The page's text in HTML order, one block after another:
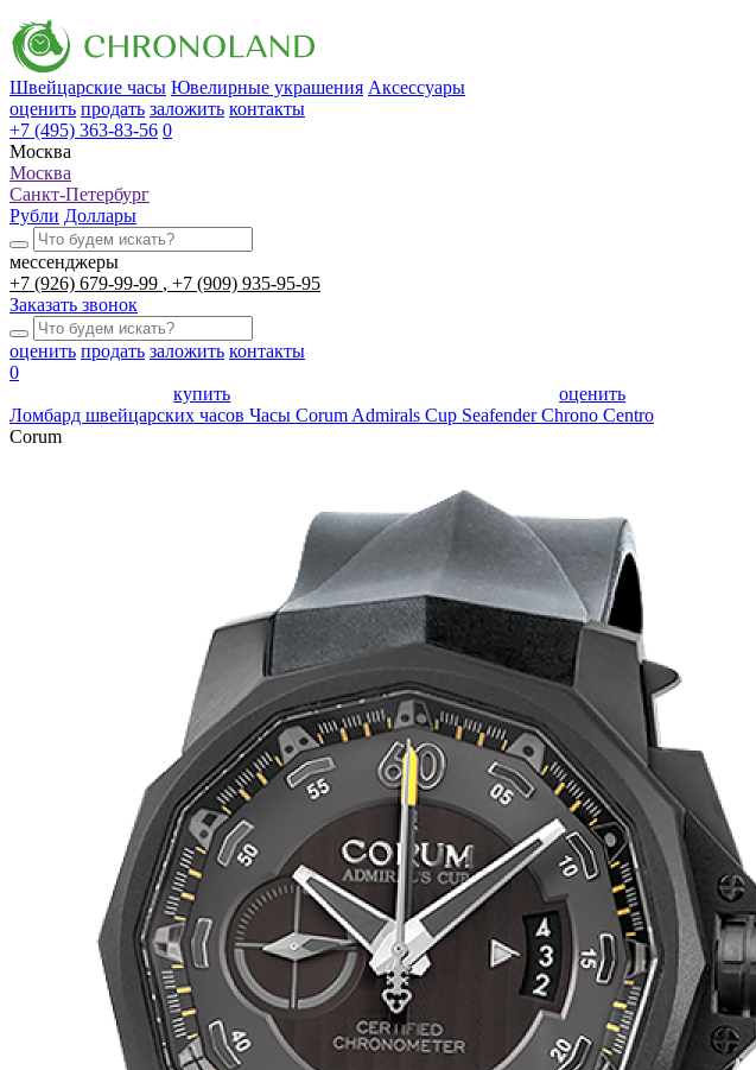
Швейцарские часы Ювелирные украшения Аксессуары
оценить продать заложить контакты
+7 (495) 363-83-56 0
Москва
Москва
Санкт-Петербург
Рубли Доллары
мессенджеры
+7 (926) 679-99-99
+7 (909) 935-95-95
Заказать звонок
оценить продать заложить контакты
0
купить
оценить
Ломбард швейцарских часов Часы Corum Admirals Cup Seafender Chrono Centro
Corum